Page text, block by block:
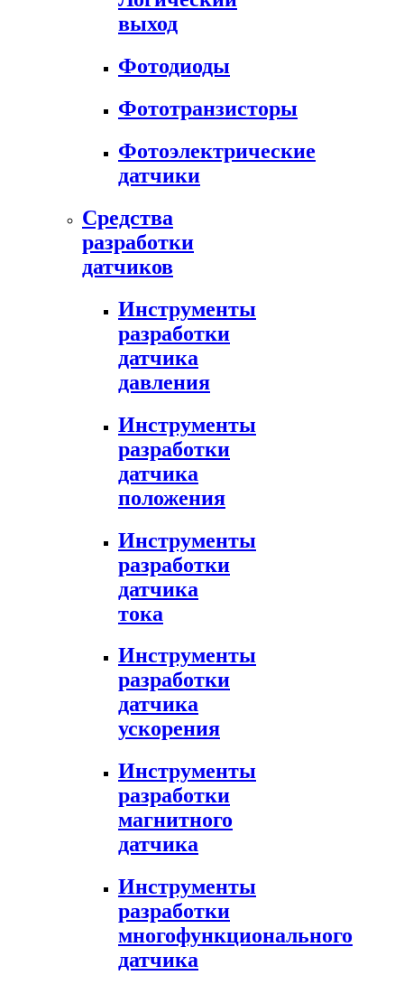
выход
Фотодиоды
Фототранзисторы
Фотоэлектрические
датчики
Средства
разработки
датчиков
Инструменты
разработки
датчика
давления
Инструменты
разработки
датчика
положения
Инструменты
разработки
датчика
тока
Инструменты
разработки
датчика
ускорения
Инструменты
разработки
магнитного
датчика
Инструменты
разработки
многофункционального
датчика